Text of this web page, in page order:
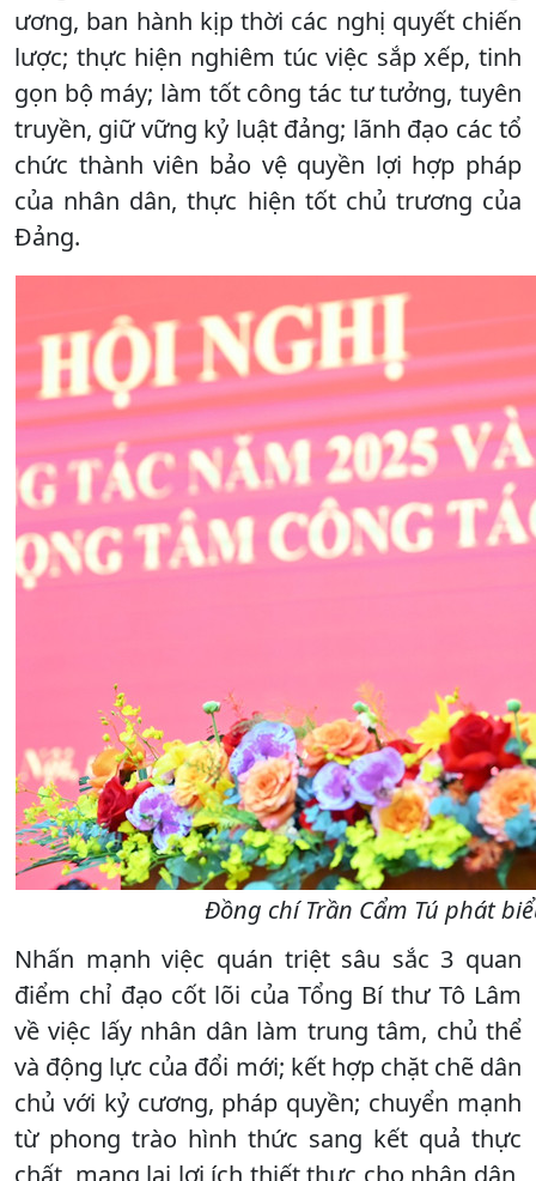
ương, ban hành kịp thời các nghị quyết chiến
lược; thực hiện nghiêm túc việc sắp xếp, tinh
gọn bộ máy; làm tốt công tác tư tưởng, tuyên
truyền, giữ vững kỷ luật đảng; lãnh đạo các tổ
chức thành viên bảo vệ quyền lợi hợp pháp
của nhân dân, thực hiện tốt chủ trương của
Đảng.
Đồng chí Trần Cẩm Tú phát
Nhấn mạnh việc quán triệt sâu sắc 3 quan
điểm chỉ đạo cốt lõi của Tổng Bí thư Tô Lâm
về việc lấy nhân dân làm trung tâm, chủ thể
và động lực của đổi mới; kết hợp chặt chẽ dân
chủ với kỷ cương, pháp quyền; chuyển mạnh
từ phong trào hình thức sang kết quả thực
chất, mang lại lợi ích thiết thực cho nhân dân,